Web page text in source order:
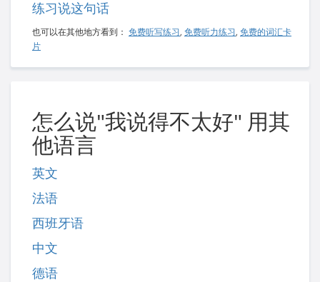
练习说这句话
也可以在其他地方看到： 免费听写练习 , 免费听力练习 , 免费的词汇卡
片
怎么说"我说得不太好" 用其
他语言
英文
法语
西班牙语
中文
德语